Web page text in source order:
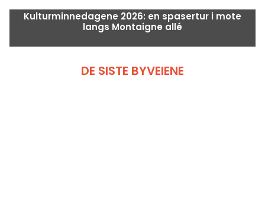
Kulturminnedagene 2026: en spasertur i mote
langs Montaigne allé
DE SISTE BYVEIENE